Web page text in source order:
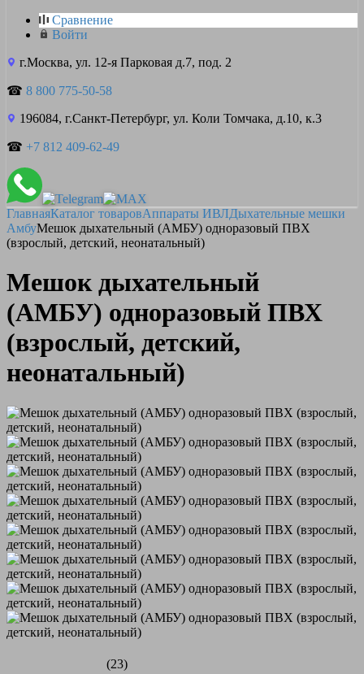
Сравнение
Войти
г.Москва, ул. 12-я Парковая д.7, под. 2
☎ 8 800 775-50-58
196084, г.Санкт-Петербург, ул. Коли Томчака, д.10, к.3
☎ +7 812 409-62-49
ГлавнаяКаталог товаровАппараты ИВЛДыхательные мешки
АмбуМешок дыхательный (АМБУ) одноразовый ПВХ
(взрослый, детский, неонатальный)
Мешок дыхательный
(АМБУ) одноразовый ПВХ
(взрослый, детский,
неонатальный)
(23)